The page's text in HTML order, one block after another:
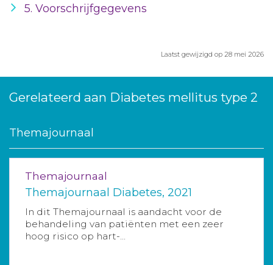
5. Voorschrijfgegevens
Laatst gewijzigd op 28 mei 2026
Gerelateerd aan Diabetes mellitus type 2
Themajournaal
Themajournaal
Themajournaal Diabetes, 2021
In dit Themajournaal is aandacht voor de
behandeling van patiënten met een zeer
hoog risico op hart-...